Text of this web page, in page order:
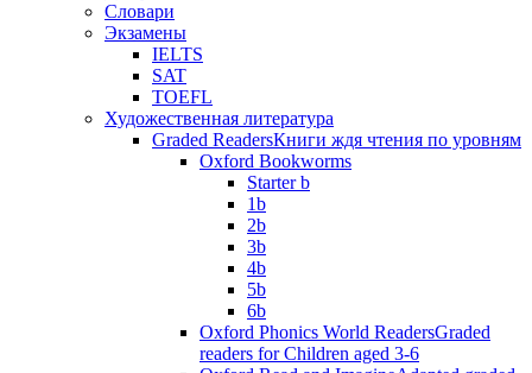
Словари
Экзамены
IELTS
SAT
TOEFL
Художественная литература
Graded ReadersКниги ждя чтения по уровням
Oxford Bookworms
Starter b
1b
2b
3b
4b
5b
6b
Oxford Phonics World ReadersGraded
readers for Children aged 3-6